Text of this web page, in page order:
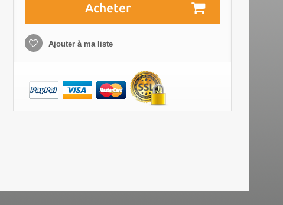
Acheter
Ajouter à ma liste